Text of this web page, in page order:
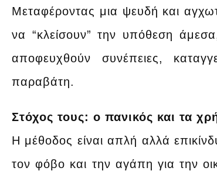
Μεταφέροντας μια ψευδή και
να “κλείσουν” την υπόθεση
αποφευχθούν συνέπειες,
παραβάτη.
Στόχος τους: ο πανικός και τα
Η μέθοδος είναι απλή αλλά
τον φόβο και την αγάπη για την